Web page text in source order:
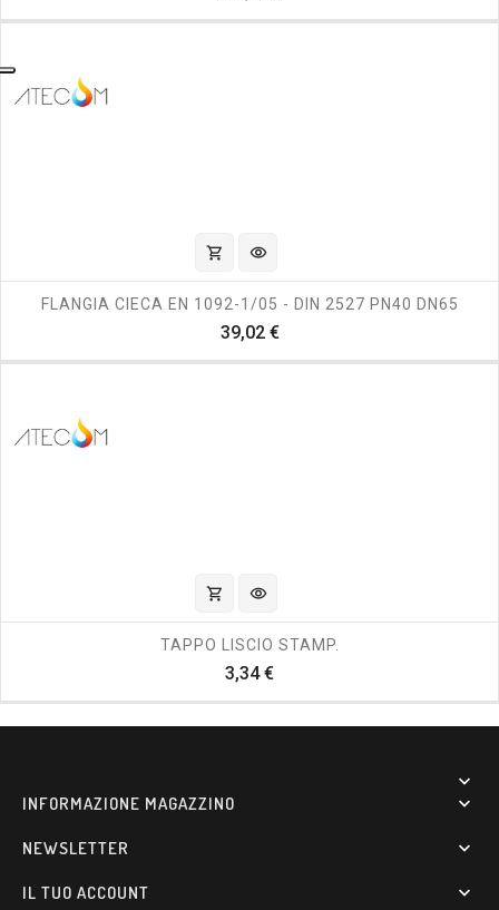
shopping_cart visibility
FLANGIA CIECA EN 1092-1/05 - DIN 2527 PN40 DN65
39,02 €Prezzo
shopping_cart visibility
TAPPO LISCIO STAMP.
3,34 €Prezzo

INFORMAZIONE MAGAZZINO 
NEWSLETTER 
IL TUO ACCOUNT 